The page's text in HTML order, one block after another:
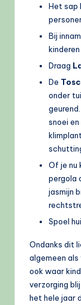
Het sap
Bij
kinderen
Draag
De
onder
snoei
Of je nu
pergola
jasmijn
Spoel
Ondanks dit
algemeen als
ook waar
verzorging
het hele jaar